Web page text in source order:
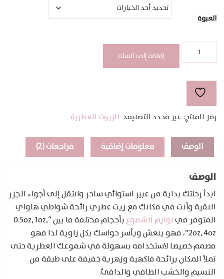
خلال
العبوة
HAWAIIAN
BEACHES
إضافة إلى السلة
رمز المنتج: غير محدد التصنيف: الزيوت العطرية
الوصف معلومات إضافية مراجعات (2)
الوصف
ابدأ رحلتك بداية من عبير استوائي ساحر وانتقل إلى أجواء الجزر
النقية وأنت في مكانك مع زيت عطري رائحة شواطي هاواي
المتوفر في لوازم الشموع
بأحجام مختلفة ما بين “0.5oz, 1oz,
2oz, 4oz”، فهو ينعش ويأسر حواسك بكل زاوية لذا فهو
مصمم خصيصا لاستخدامه بسهولة في شموعك العطرية حتى
تملأ المكان برائحة فاكهية وزهرية خفيفة على طبقة من
النسيم والخشب الطافي والدافئ.